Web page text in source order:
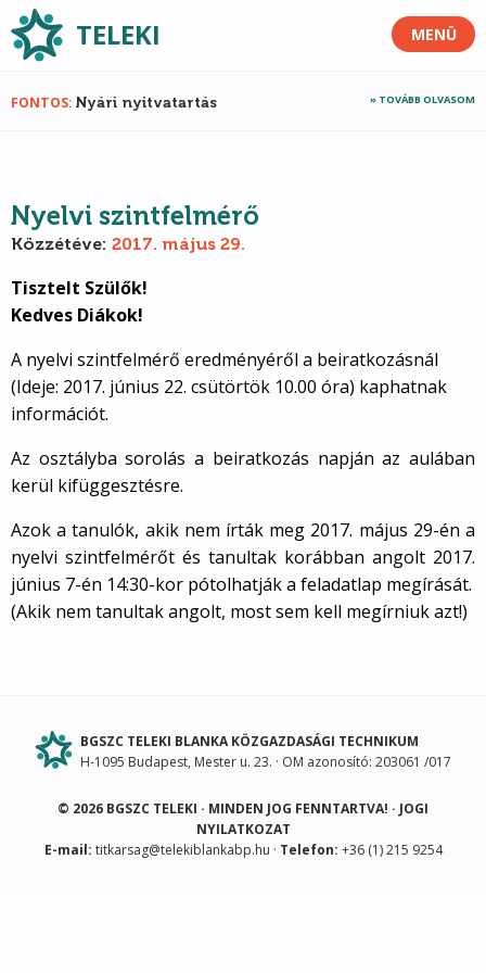
TELEKI MENÜ
FONTOS Nyári nyitvatartás TOVÁBB OLVASOM
Nyelvi szintfelmérő
Közzétéve: 2017. május 29.
Tisztelt Szülők!
Kedves Diákok!
A nyelvi szintfelmérő eredményéről a beiratkozásnál
(Ideje: 2017. június 22. csütörtök 10.00 óra) kaphatnak
információt.
Az osztályba sorolás a beiratkozás napján az aulában
kerül kifüggesztésre.
Azok a tanulók, akik nem írták meg 2017. május 29-én a
nyelvi szintfelmérőt és tanultak korábban angolt 2017.
június 7-én 14:30-kor pótolhatják a feladatlap megírását.
(Akik nem tanultak angolt, most sem kell megírniuk azt!)
BGSZC TELEKI BLANKA KÖZGAZDASÁGI TECHNIKUM
H-1095 Budapest, Mester u. 23. · OM azonosító: 203061 /017
© 2026 BGSZC TELEKI · MINDEN JOG FENNTARTVA! · JOGI
NYILATKOZAT
E-mail: titkarsag@telekiblankabp.hu · Telefon: +36 (1) 215 9254